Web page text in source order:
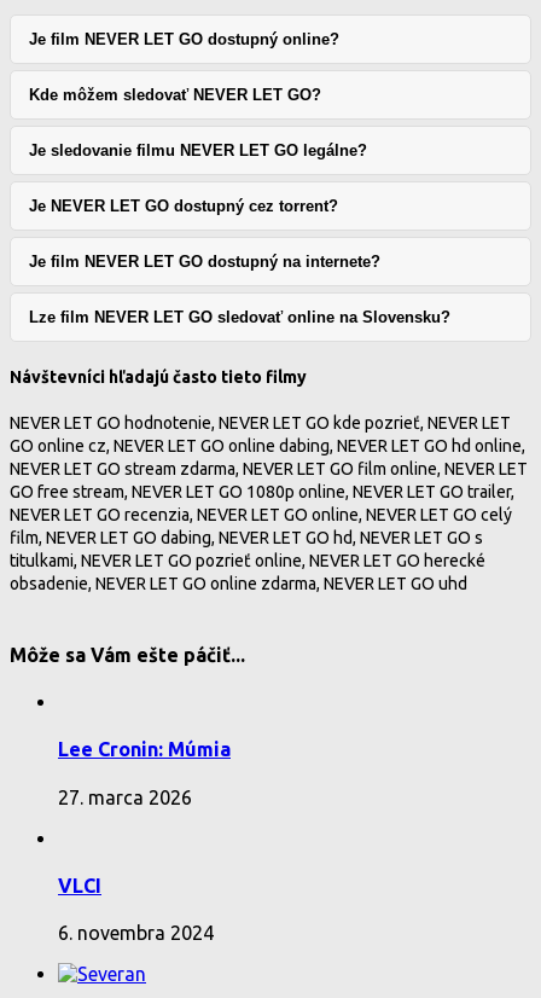
Je film NEVER LET GO dostupný online?
Kde môžem sledovať NEVER LET GO?
Je sledovanie filmu NEVER LET GO legálne?
Je NEVER LET GO dostupný cez torrent?
Je film NEVER LET GO dostupný na internete?
Lze film NEVER LET GO sledovať online na Slovensku?
Návštevníci hľadajú často tieto filmy
NEVER LET GO hodnotenie, NEVER LET GO kde pozrieť, NEVER LET
GO online cz, NEVER LET GO online dabing, NEVER LET GO hd online,
NEVER LET GO stream zdarma, NEVER LET GO film online, NEVER LET
GO free stream, NEVER LET GO 1080p online, NEVER LET GO trailer,
NEVER LET GO recenzia, NEVER LET GO online, NEVER LET GO celý
film, NEVER LET GO dabing, NEVER LET GO hd, NEVER LET GO s
titulkami, NEVER LET GO pozrieť online, NEVER LET GO herecké
obsadenie, NEVER LET GO online zdarma, NEVER LET GO uhd
Môže sa Vám ešte páčiť...
Lee Cronin: Múmia
27. marca 2026
VLCI
6. novembra 2024